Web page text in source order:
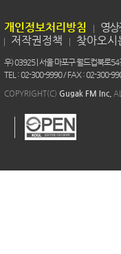
개인정보처리방침 영상
저작권정책
찾아오시
우) 03925 | 서울 마포구 월드컵북로
TEL : 02-300-9990 / FAX : 02-300-
COPYRIGHT(C) Gugak FM Inc.